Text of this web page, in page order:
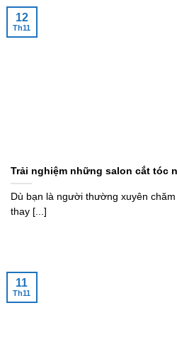
Trải nghiệm những salon cắt tóc
Dù bạn là người thường xuyên
thay [...]
12
Th11
11
Th11